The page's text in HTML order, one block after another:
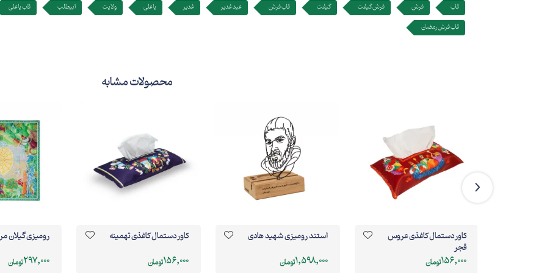
قاب فرش فرش گیفت گیفت قاب فرش عید غدیر غدیر یا علی ولایت ابیطالب قاب یا علی
قاب فرش رمضان
محصولات مشابه
کاور دستمال کاغذی عروس
قجر
156,000تومان
استند رومیزی شهید هادی
1,598,000تومان
کاور دستمال کاغذی تهمینه
156,000تومان
رومیزی گیلان
297,000تومان